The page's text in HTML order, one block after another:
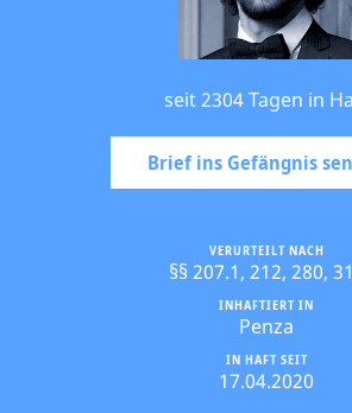
seit 2304 Tagen in
Brief ins Gefängnis
IN HAFT SEIT
17.04.2020
INHAFTIERT IN
Penza
VERURTEILT NACH
§§ 207.1, 212, 280,